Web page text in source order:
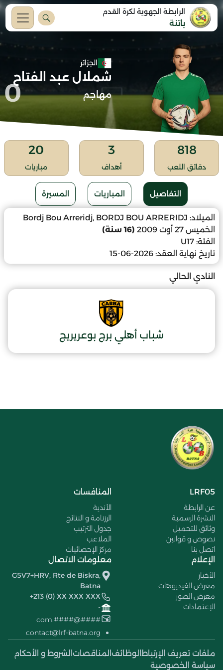
الرابطة الجهوية لكرة القدم
باتنة
الجزائر
شملال عبد الفتاح
مهاجم 0
818
دقائق اللعب
3
أهداف
20
مباريات
التفاصيل المباريات المسيرة
الميلاد: Bordj Bou Arreridj, BORDJ BOU ARRERIDJ
الخميس 27 أوت 2009
(16 سنة)
الفئة: U17
تاريخ نهاية العقد: 2026-06-15
النادي الحالي
شباب أهلي برج بوعريريج
LRF05
عن الرابطة
النشرة الرسمية
وثائق للتحميل
نصوص و قوانين
اتصل بنا
المنافسات
الأندية
الرزنامة و النتائج
جدول الترتيب
الملاعب
مركز الإحصائيات
الإعلام
الأخبار
معرض الفيديوهات
معرض الصور
الإعتمادات
معلومات الاتصال
G5V7+HRV, Rte de Biskra,
Batna
+213 (0) XX XXX XXX
-
####@####.com
contact@lrf-batna.org
ملفات تعريف الإرتباط الوظائف المناقصات الشروط و الأحكام
سياسة الخصوصية